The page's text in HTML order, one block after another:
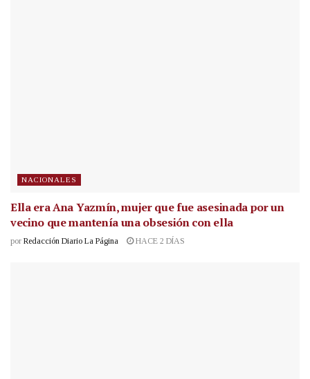
NACIONALES
Ella era Ana Yazmín, mujer que fue asesinada por un
vecino que mantenía una obsesión con ella
por Redacción Diario La Página HACE 2 DÍAS